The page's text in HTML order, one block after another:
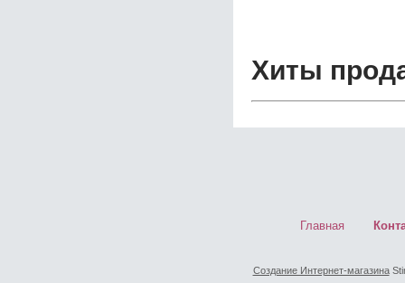
Хиты
Главная
Создание Интернет-магазина